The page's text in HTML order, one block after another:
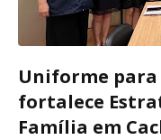
Uniforme
fortalece
Família em